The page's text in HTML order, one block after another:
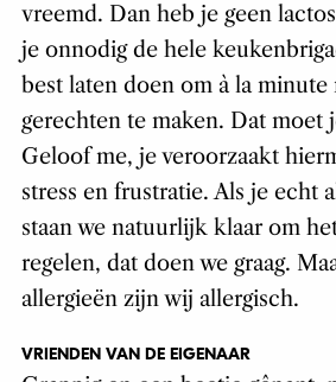
vreemd. Dan heb je geen
je onnodig de hele
best laten doen om à la minute
gerechten te maken. Dat moet
Geloof me, je veroorzaakt
stress en frustratie. Als je echt
staan we natuurlijk klaar om
regelen, dat doen we graag.
allergieën zijn wij allergisch.
VRIENDEN VAN DE EIGENAAR